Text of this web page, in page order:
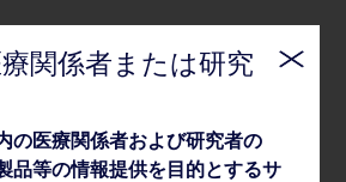
関係者または研究
の医療関係者および研究者の
品等の情報提供を目的とするサ